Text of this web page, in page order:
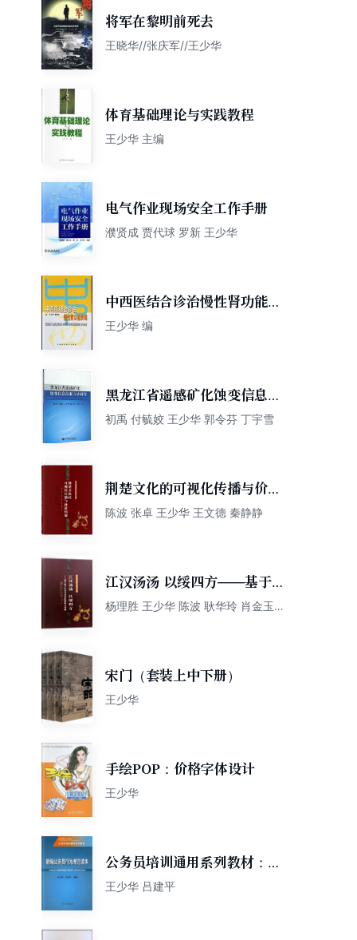
将军在黎明前死去
王晓华//张庆军//王少华
体育基础理论与实践教程
王少华 主编
电气作业现场安全工作手册
濮贤成 贾代球 罗新 王少华
中西医结合诊治慢性肾功能衰
竭
王少华 编
黑龙江省遥感矿化蚀变信息提
取方法研究
初禹 付毓姣 王少华 郭令芬 丁宇雪
荆楚文化的可视化传播与价值
拓展/荆楚文化符号提炼与传播
陈波 张卓 王少华 王文德 秦静静
江汉汤汤 以绥四方——基于楚
文化符号系统的提炼与考察
杨理胜 王少华 陈波 耿华玲 肖金玉
宋门（套装上中下册）
王少华
手绘POP：价格字体设计
王少华
公务员培训通用系列教材：新
编公务员行为规范读本
王少华 吕建平